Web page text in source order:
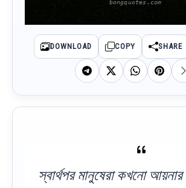
DOWNLOAD COPY SHARE
স্বার্থপর মানুষেরা কখনো আয়নার